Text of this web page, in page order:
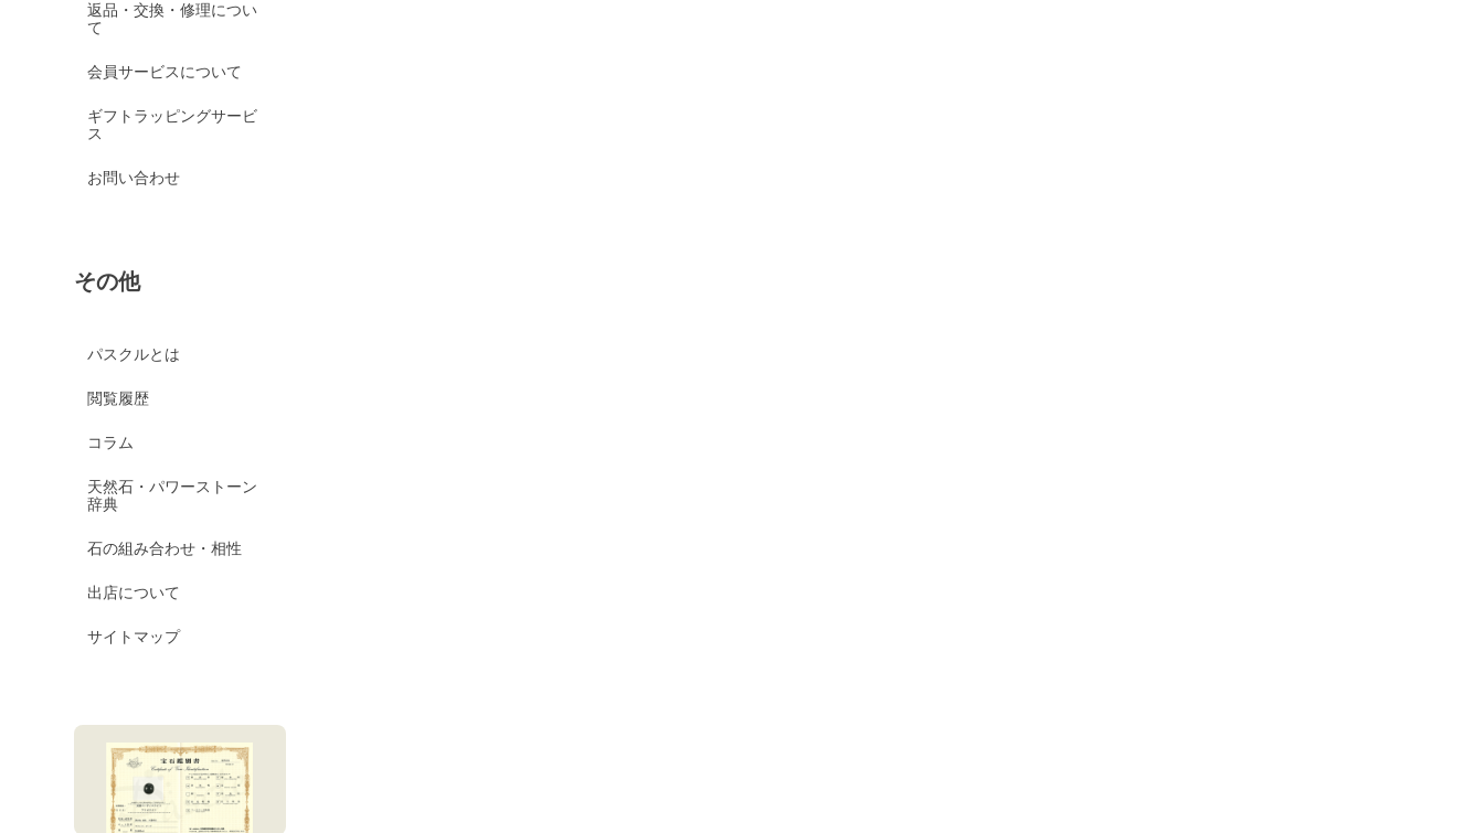
返品・交換・修理につい
て
会員サービスについて
ギフトラッピングサービ
ス
お問い合わせ
その他
パスクルとは
閲覧履歴
コラム
天然石・パワーストーン
辞典
石の組み合わせ・相性
出店について
サイトマップ